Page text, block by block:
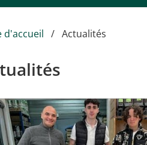
d'accueil Actualités